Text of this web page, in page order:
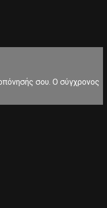
σου. Ο σύγχρονος